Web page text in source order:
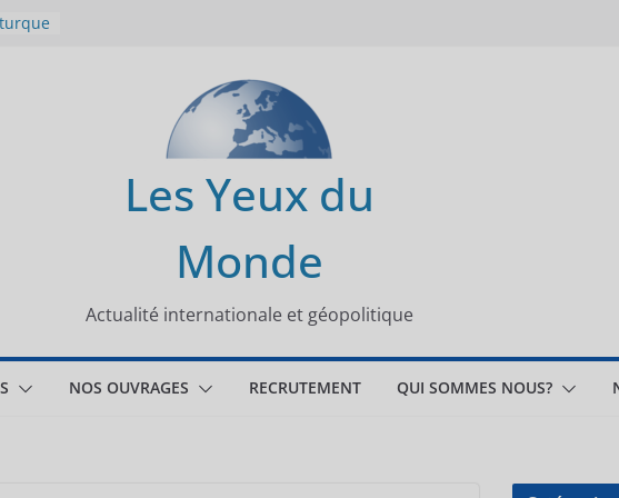
Les Yeux du
Monde
Actualité internationale et géopolitique
NOS OUVRAGES RECRUTEMENT QUI SOMMES NOUS?